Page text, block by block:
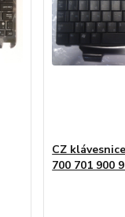
CZ
700 701 900